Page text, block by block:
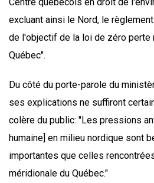
excluant ainsi le Nord, le
de l'objectif de la loi de zéro perte
Québec".
Du côté du porte-parole du
ses explications ne suffiront
colère du public: "Les pressions
humaine] en milieu nordique sont
importantes que celles
méridionale du Québec."